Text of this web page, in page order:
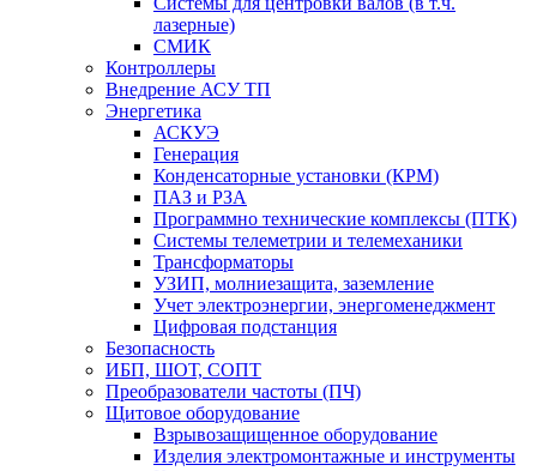
лазерные)
СМИК
Контроллеры
Внедрение АСУ ТП
Энергетика
АСКУЭ
Генерация
Конденсаторные установки (КРМ)
ПАЗ и РЗА
Программно технические комплексы (ПТК)
Системы телеметрии и телемеханики
Трансформаторы
УЗИП, молниезащита, заземление
Учет электроэнергии, энергоменеджмент
Цифровая подстанция
Безопасность
ИБП, ШОТ, СОПТ
Преобразователи частоты (ПЧ)
Щитовое оборудование
Взрывозащищенное оборудование
Изделия электромонтажные и инструменты